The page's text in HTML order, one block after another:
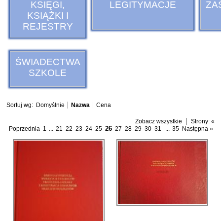
KSIĘGI,
KSIĄŻKI I
REJESTRY
LEGITYMACJE
ŚWIADECTWA
SZKOLE
Sortuj wg: Domyślnie Nazwa Cena
Zobacz wszystkie Strony: «
Poprzednia 1 ... 21 22 23 24 25 26 27 28 29 30 31 ... 35 Następna »